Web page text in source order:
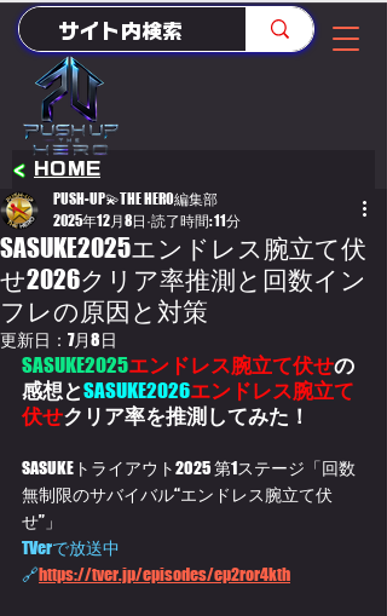
HOME
<
SASUKE2025エンドレス腕立て伏
せ2026クリア率推測と回数イン
フレの原因と対策
PUSH-UP💫THE HERO編集部
2025年12月8日 読了時間: 11分
更新日： 7月8日
SASUKE2025エンドレス腕立て伏せの
感想とSASUKE2026エンドレス腕立て
伏せクリア率を推測してみた！
SASUKEトライアウト2025 第1ステージ「回数
無制限のサバイバル“エンドレス腕立て伏
せ”」
TVerで放送中
🔗https://tver.jp/episodes/ep2ror4kth